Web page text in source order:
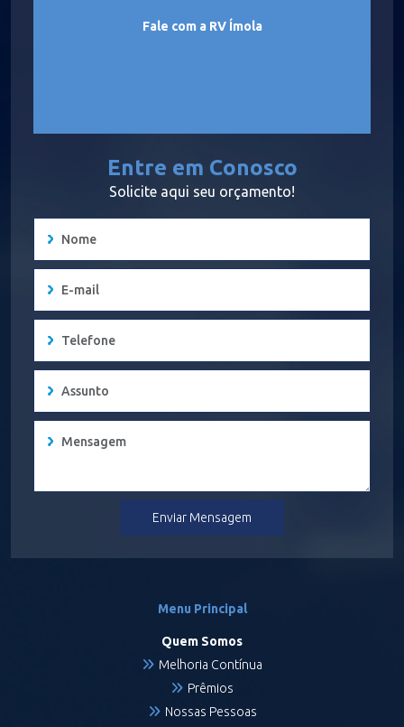
Fale com a RV Ímola
Entre em Conosco
Solicite aqui seu orçamento!
Enviar Mensagem
Menu Principal
Quem Somos
Melhoria Contínua
Prêmios
Nossas Pessoas